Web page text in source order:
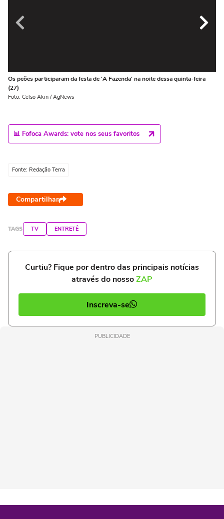
Os peões participaram da festa de 'A Fazenda' na noite dessa quinta-feira
(27)
Foto: Celso Akin / AgNews
📊 Fofoca Awards: vote nos seus favoritos
Fonte: Redação Terra
Compartilhar
TAGS TV ENTRETÊ
Curtiu? Fique por dentro das principais notícias
através do nossoZAP
Inscreva-se
PUBLICIDADE